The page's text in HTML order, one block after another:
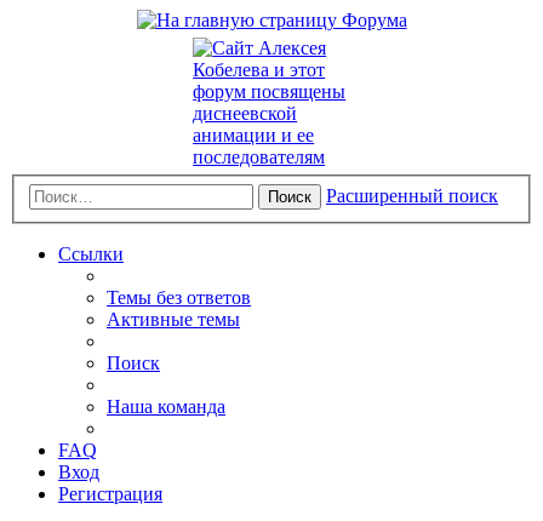
Поиск Расширенный поиск
Ссылки
Темы без ответов
Активные темы
Поиск
Наша команда
FAQ
Вход
Регистрация